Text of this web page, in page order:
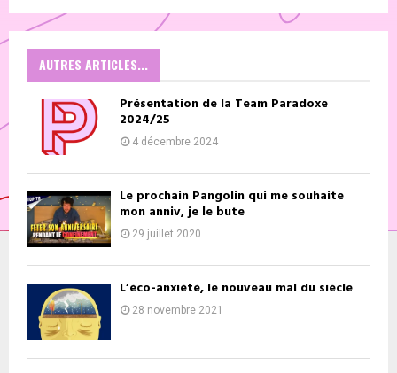
AUTRES ARTICLES...
Présentation de la Team Paradoxe
2024/25
4 décembre 2024
Le prochain Pangolin qui me souhaite
mon anniv, je le bute
29 juillet 2020
L’éco-anxiété, le nouveau mal du siècle
28 novembre 2021